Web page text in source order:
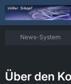
News-System
Über den